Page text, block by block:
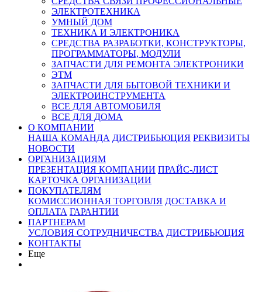
ЭЛЕКТРОТЕХНИКА
УМНЫЙ ДОМ
ТЕХНИКА И ЭЛЕКТРОНИКА
СРЕДСТВА РАЗРАБОТКИ, КОНСТРУКТОРЫ,
ПРОГРАММАТОРЫ, МОДУЛИ
ЗАПЧАСТИ ДЛЯ РЕМОНТА ЭЛЕКТРОНИКИ
ЭТМ
ЗАПЧАСТИ ДЛЯ БЫТОВОЙ ТЕХНИКИ И
ЭЛЕКТРОИНСТРУМЕНТА
ВСЕ ДЛЯ АВТОМОБИЛЯ
ВСЕ ДЛЯ ДОМА
О КОМПАНИИ
НАША КОМАНДА ДИСТРИБЬЮЦИЯ РЕКВИЗИТЫ
НОВОСТИ
ОРГАНИЗАЦИЯМ
ПРЕЗЕНТАЦИЯ КОМПАНИИ ПРАЙС-ЛИСТ
КАРТОЧКА ОРГАНИЗАЦИИ
ПОКУПАТЕЛЯМ
КОМИССИОННАЯ ТОРГОВЛЯ ДОСТАВКА И
ОПЛАТА ГАРАНТИИ
ПАРТНЕРАМ
УСЛОВИЯ СОТРУДНИЧЕСТВА ДИСТРИБЬЮЦИЯ
КОНТАКТЫ
Еще